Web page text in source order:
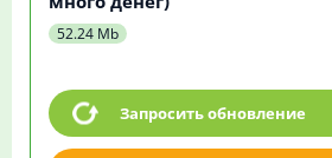
52.24 Mb
Запросить обновление